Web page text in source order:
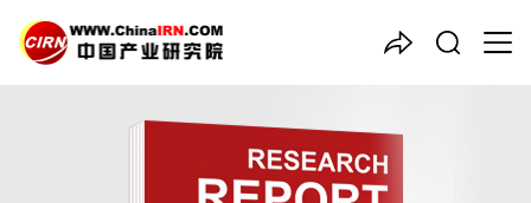
中国产业咨询领导者
2025-2030年中国
业深度剖析与战略机遇研究报
告